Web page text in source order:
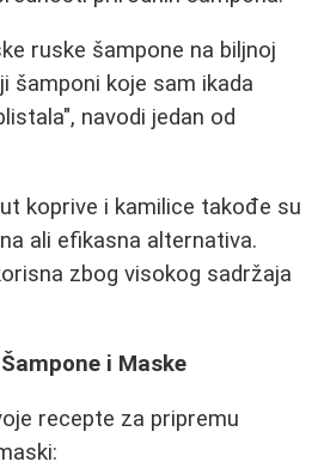
ruske šampone na biljnoj
šamponi koje sam ikada
navodi jedan od
koprive i kamilice takođe su
ali efikasna alternativa.
zbog visokog sadržaja
i Maske
recepte za pripremu